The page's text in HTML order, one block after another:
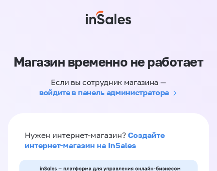
Магазин временно не работает
Если вы сотрудник магазина —
войдите в панель администратора
Нужен интернет-магазин? Создайте
интернет-магазин на InSales